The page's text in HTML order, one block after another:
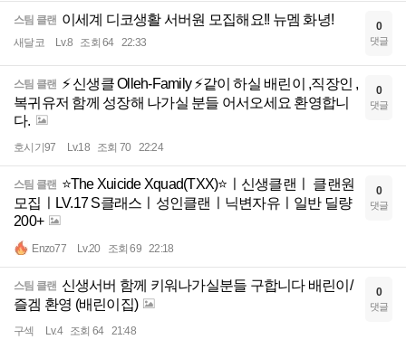
스팀 클랜 이세계 디코생활 서버원 모집해요!! 뉴멤 화녕!
새달코 Lv.8 조회 64 22:33
0
댓글
스팀 클랜 ⚡ 신생클 Olleh-Family ⚡같이 하실 배린이 ,직장인 ,
복귀유저 함께 성장해 나가실 분들 어서오세요 환영합니
다.
호시기97 Lv.18 조회 70 22:24
0
댓글
스팀 클랜 ⭐The Xuicide Xquad(TXX)⭐ㅣ신생클랜ㅣ 클랜원
모집ㅣLV.17 S클래스ㅣ성인클랜ㅣ닉변자유ㅣ일반 딜량
200+
Enzo77 Lv.20 조회 69 22:18
0
댓글
스팀 클랜 신생서버 함께 키워나가실분들 구합니다 배린이/
즐겜 환영 (배린이집)
구섹 Lv.4 조회 64 21:48
0
댓글